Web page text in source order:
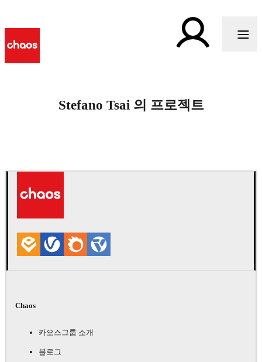
Stefano Tsai 의 프로젝트
Chaos
카오스그룹 소개
블로그